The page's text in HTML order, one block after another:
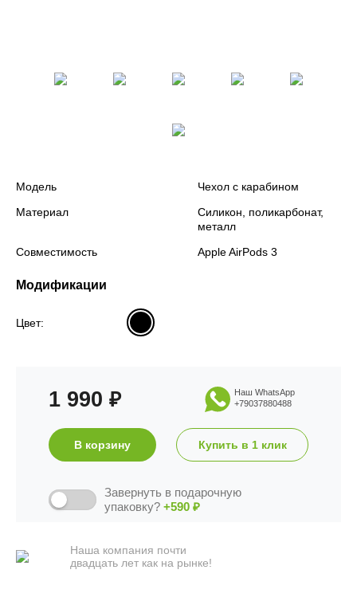
Модель
Чехол с карабином
Материал
Силикон, поликарбонат,
металл
Совместимость
Apple AirPods 3
Модификации
Цвет:
1 990 ₽
Наш WhatsApp
+79037880488
В корзину Купить в 1 клик
Завернуть в подарочную
упаковку? +590 ₽
Наша компания почти
двадцать лет как на рынке!